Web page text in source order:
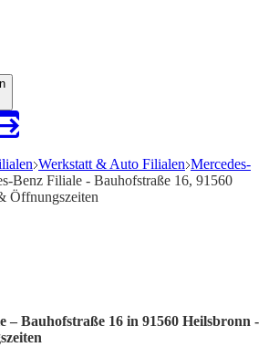
Werkstatt & Auto Filialen Mercedes-
Benz Filiale - Bauhofstraße 16, 91560
Öffnungszeiten
– Bauhofstraße 16 in 91560 Heilsbronn -